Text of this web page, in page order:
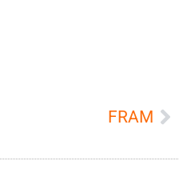
FRAM